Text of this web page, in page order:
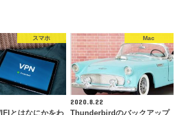
スマホ
とはなにかをわ
Mac
2020.8.22
Thunderbirdのバックアップ